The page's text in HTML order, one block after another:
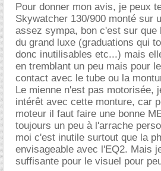
Pour donner mon avis, je peux
Skywatcher 130/900 monté sur
assez sympa, bon c'est sur que
du grand luxe (graduations qui
donc inutilisables etc...) mais
en tremblant un peu mais pour
contact avec le tube ou la
Le mienne n'est pas motorisée,
intérêt avec cette monture, car
moteur il faut faire une bonne
toujours un peu à l'arrache
moi c'est inutile surtout que la
envisageable avec l'EQ2. Mais
suffisante pour le visuel pour